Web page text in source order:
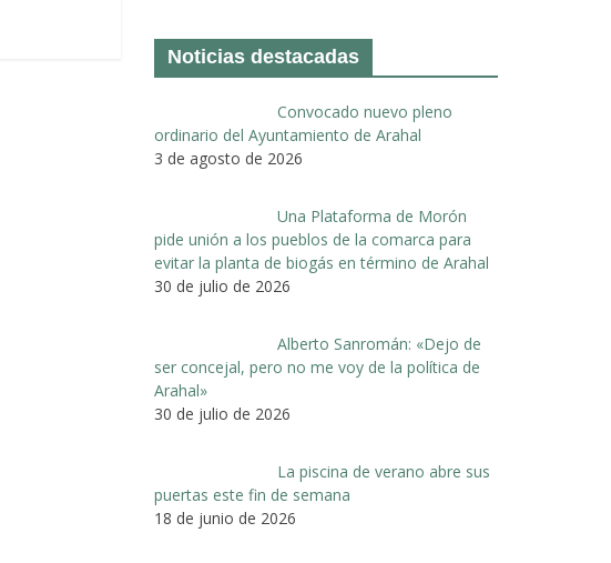
Noticias destacadas
Convocado nuevo pleno
ordinario del Ayuntamiento de Arahal
3 de agosto de 2026
Una Plataforma de Morón
pide unión a los pueblos de la comarca para
evitar la planta de biogás en término de Arahal
30 de julio de 2026
Alberto Sanromán: «Dejo de
ser concejal, pero no me voy de la política de
Arahal»
30 de julio de 2026
La piscina de verano abre sus
puertas este fin de semana
18 de junio de 2026